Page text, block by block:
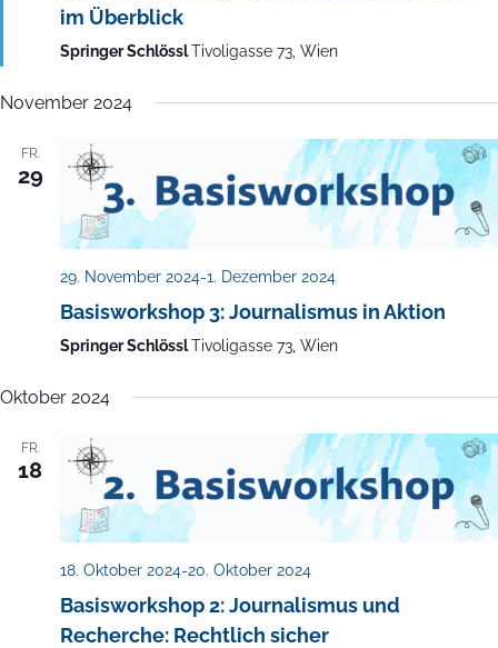
im Überblick
Springer SchlösslTivoligasse 73, Wien
November 2024
FR.
29
29. November 2024-1. Dezember 2024
Basisworkshop 3: Journalismus in Aktion
Springer SchlösslTivoligasse 73, Wien
Oktober 2024
FR.
18
18. Oktober 2024-20. Oktober 2024
Basisworkshop 2: Journalismus und
Recherche: Rechtlich sicher